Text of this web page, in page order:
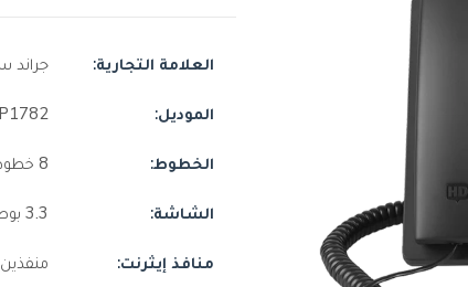
العلامة التجارية: جراند
الموديل:
الخطوط: 8 خطوط
الشاشة: 3.3 بوصة , شاشة LCD رسومية , مع إضاءة خلفية
منافذ إيثرنت: